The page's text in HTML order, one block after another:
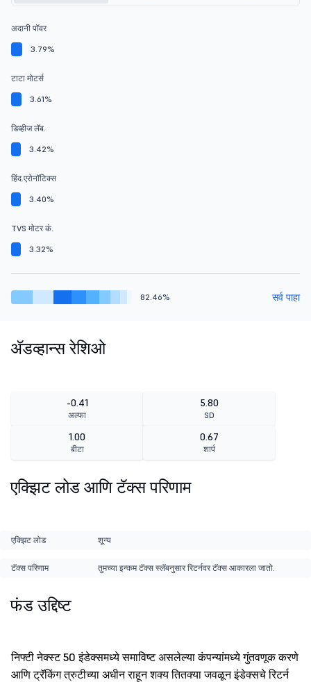
अदानी पॉवर
3.79%
टाटा मोटर्स
3.61%
डिव्हीज लॅब.
3.42%
हिंद.एरोनॉटिक्स
3.40%
TVS मोटर कं.
3.32%
82.46% सर्व पाहा
ॲडव्हान्स रेशिओ
-0.41
अल्फा
5.80
SD
1.00
बीटा
0.67
शार्प
एक्झिट लोड आणि टॅक्स परिणाम
एक्झिट लोड शून्य
टॅक्स परिणाम तुमच्या इन्कम टॅक्स स्लॅबनुसार रिटर्नवर टॅक्स आकारला जातो.
फंड उद्दिष्ट
निफ्टी नेक्स्ट 50 इंडेक्समध्ये समाविष्ट असलेल्या कंपन्यांमध्ये गुंतवणूक करणे
आणि ट्रॅकिंग त्रुटीच्या अधीन राहून शक्य तितक्या जवळून इंडेक्सचे रिटर्न